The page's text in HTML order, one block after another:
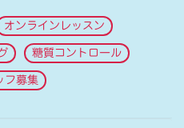
オンラインレッスン
糖質コントロール
フ募集